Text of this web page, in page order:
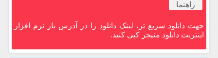
راهنما
جهت دانلود سریع تر، لینک دانلود را در آدرس بار نرم افزار
اینترنت دانلود منیجر کپی کنید.